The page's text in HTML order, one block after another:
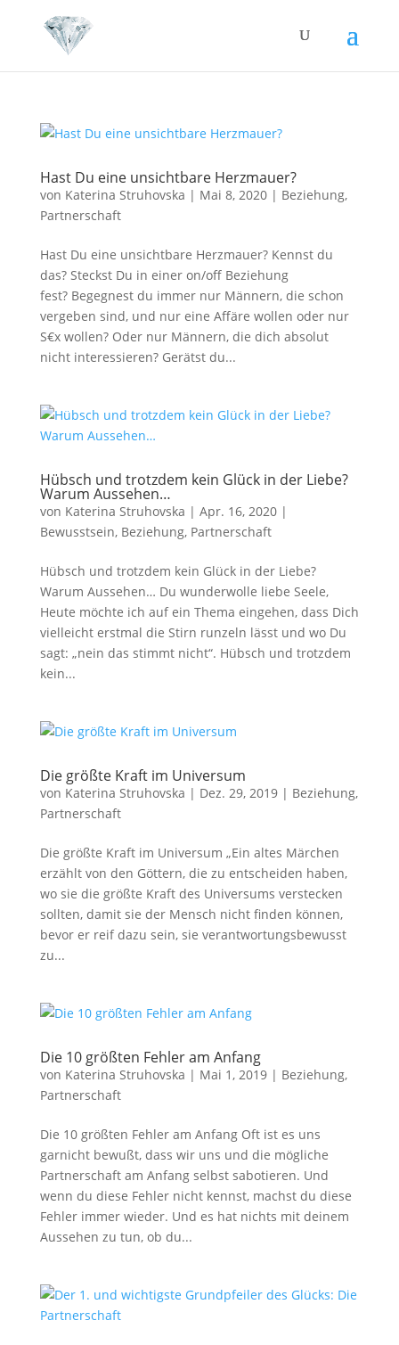
Hast Du eine unsichtbare Herzmauer?
von Katerina Struhovska | Mai 8, 2020| Beziehung,
Partnerschaft
Hast Du eine unsichtbare Herzmauer? Kennst du
das? Steckst Du in einer on/off Beziehung
fest? Begegnest du immer nur Männern, die schon
vergeben sind, und nur eine Affäre wollen oder nur
S€x wollen? Oder nur Männern, die dich absolut
nicht interessieren? Gerätst du...
Hübsch und trotzdem kein Glück in der Liebe?
Warum Aussehen…
von Katerina Struhovska | Apr. 16, 2020|
Bewusstsein, Beziehung, Partnerschaft
Hübsch und trotzdem kein Glück in der Liebe?
Warum Aussehen… Du wunderwolle liebe Seele,
Heute möchte ich auf ein Thema eingehen, dass Dich
vielleicht erstmal die Stirn runzeln lässt und wo Du
sagt: „nein das stimmt nicht“. Hübsch und trotzdem
kein...
Die größte Kraft im Universum
von Katerina Struhovska | Dez. 29, 2019| Beziehung,
Partnerschaft
Die größte Kraft im Universum „Ein altes Märchen
erzählt von den Göttern, die zu entscheiden haben,
wo sie die größte Kraft des Universums verstecken
sollten, damit sie der Mensch nicht finden können,
bevor er reif dazu sein, sie verantwortungsbewusst
zu...
Die 10 größten Fehler am Anfang
von Katerina Struhovska | Mai 1, 2019| Beziehung,
Partnerschaft
Die 10 größten Fehler am Anfang Oft ist es uns
garnicht bewußt, dass wir uns und die mögliche
Partnerschaft am Anfang selbst sabotieren. Und
wenn du diese Fehler nicht kennst, machst du diese
Fehler immer wieder. Und es hat nichts mit deinem
Aussehen zu tun, ob du...